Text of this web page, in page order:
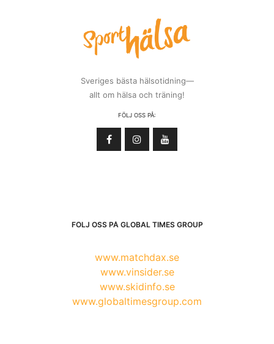
Sveriges bästa hälsotidning—
allt om hälsa och träning!
FÖLJ OSS PÅ:
FÖLJ OSS PÅ GLOBAL TIMES GROUP
www.matchdax.se
www.vinsider.se
www.skidinfo.se
www.globaltimesgroup.com